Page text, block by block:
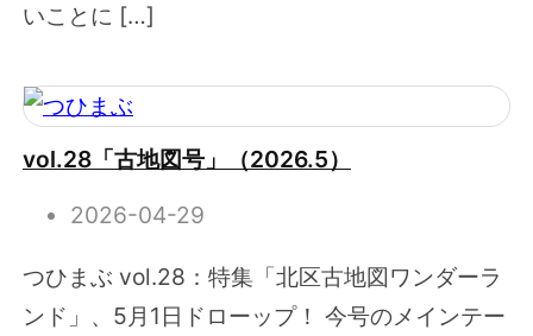
いことに […]
vol.28「古地図号」（2026.5）
2026-04-29
つひまぶ vol.28：特集「北区古地図ワンダーラ
ンド」、5月1日ドローップ！ 今号のメインテー